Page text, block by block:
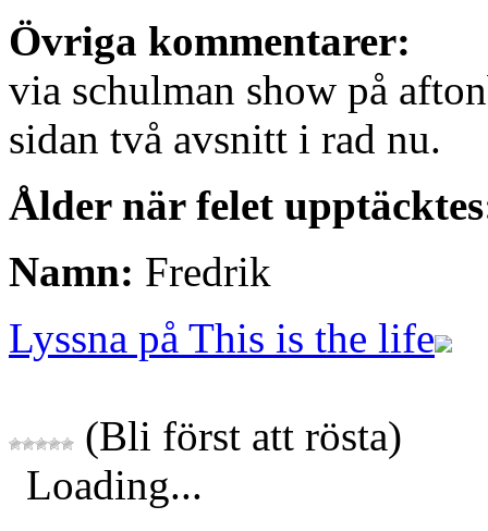
Övriga kommentarer:
via schulman show på
sidan två avsnitt i rad nu.
Ålder när felet
Namn: Fredrik
Lyssna på This is the life
(Bli först att rösta)
Loading...